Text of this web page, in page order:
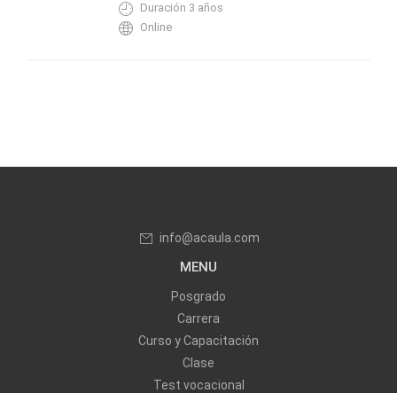
Duración 3 años
Online
info@acaula.com
MENU
Posgrado
Carrera
Curso y Capacitación
Clase
Test vocacional